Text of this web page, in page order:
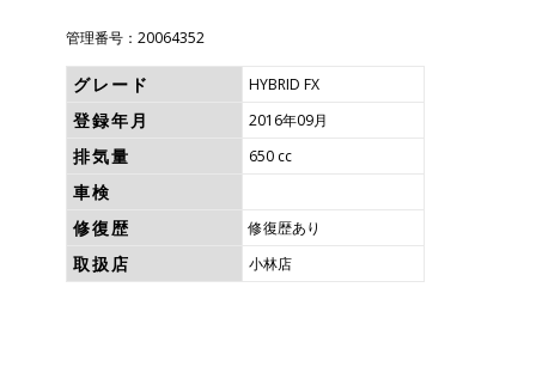
管理番号：20064352
グレード HYBRID FX
登録年月 2016年09月
排気量 650 cc
車検
修復歴
修復歴あり
取扱店 小林店